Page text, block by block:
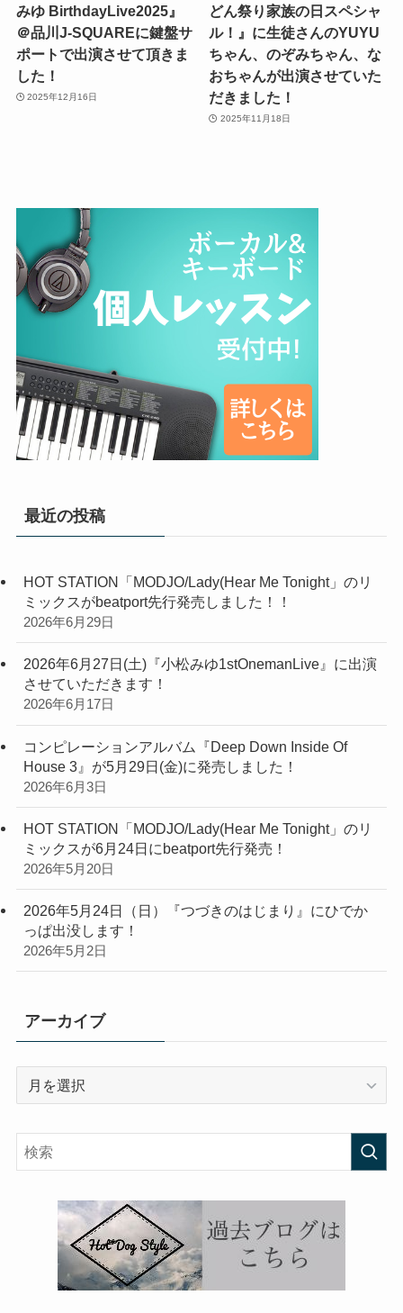
みゆ BirthdayLive2025』
＠品川J-SQUAREに鍵盤サ
ポートで出演させて頂きま
した！
2025年12月16日
どん祭り家族の日スペシャ
ル！』に生徒さんのYUYU
ちゃん、のぞみちゃん、な
おちゃんが出演させていた
だきました！
2025年11月18日
最近の投稿
HOT STATION「MODJO/Lady(Hear Me Tonight」のリ
ミックスがbeatport先行発売しました！！
2026年6月29日
2026年6月27日(土)『小松みゆ1stOnemanLive』に出演
させていただきます！
2026年6月17日
コンピレーションアルバム『Deep Down Inside Of
House 3』が5月29日(金)に発売しました！
2026年6月3日
HOT STATION「MODJO/Lady(Hear Me Tonight」のリ
ミックスが6月24日にbeatport先行発売！
2026年5月20日
2026年5月24日（日）『つづきのはじまり』にひでか
っぱ出没します！
2026年5月2日
アーカイブ
イ
ブ